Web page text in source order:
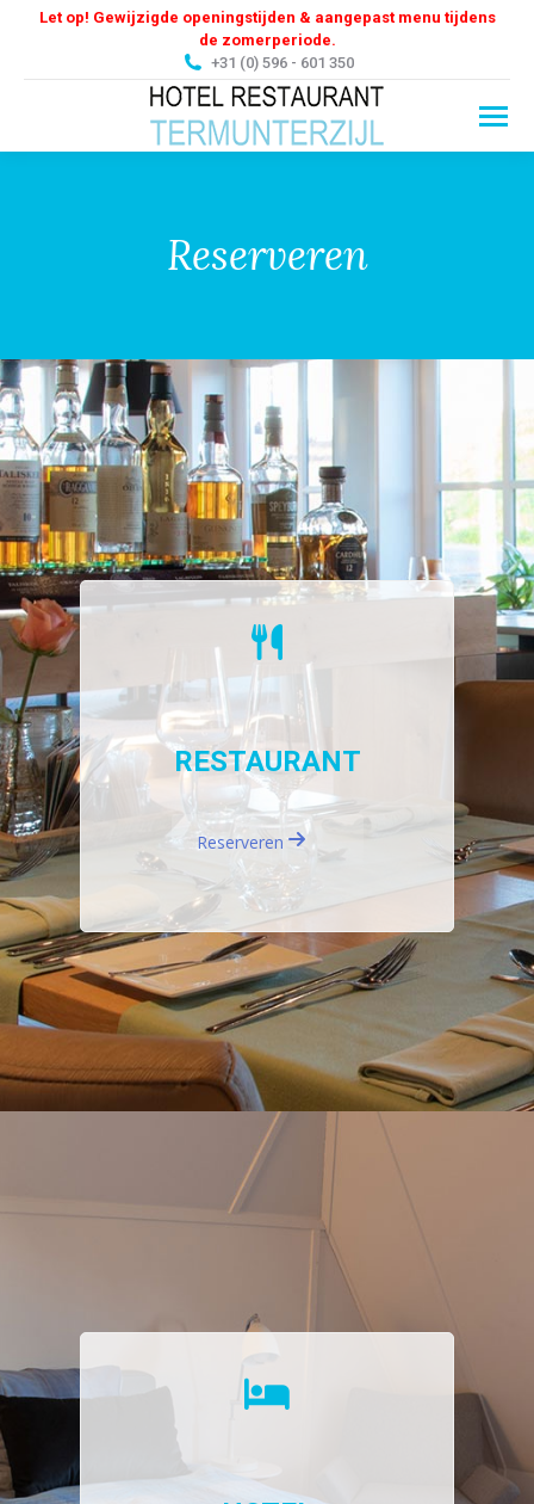
Let op! Gewijzigde openingstijden & aangepast menu tijdens
de zomerperiode.
+31 (0) 596 - 601 350
Reserveren
RESTAURANT
Reserveren